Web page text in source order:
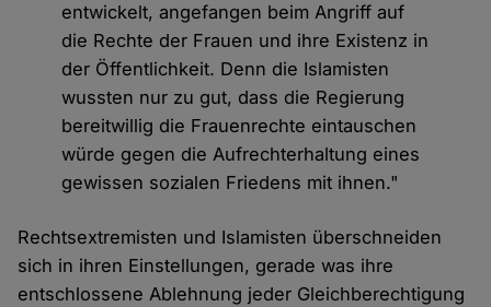
entwickelt, angefangen beim Angriff auf
die Rechte der Frauen und ihre Existenz in
der Öffentlichkeit. Denn die Islamisten
wussten nur zu gut, dass die Regierung
bereitwillig die Frauenrechte eintauschen
würde gegen die Aufrechterhaltung eines
gewissen sozialen Friedens mit ihnen."
Rechtsextremisten und Islamisten überschneiden
sich in ihren Einstellungen, gerade was ihre
entschlossene Ablehnung jeder Gleichberechtigung